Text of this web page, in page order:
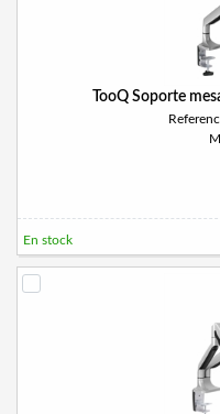
TooQ Soporte
En stock